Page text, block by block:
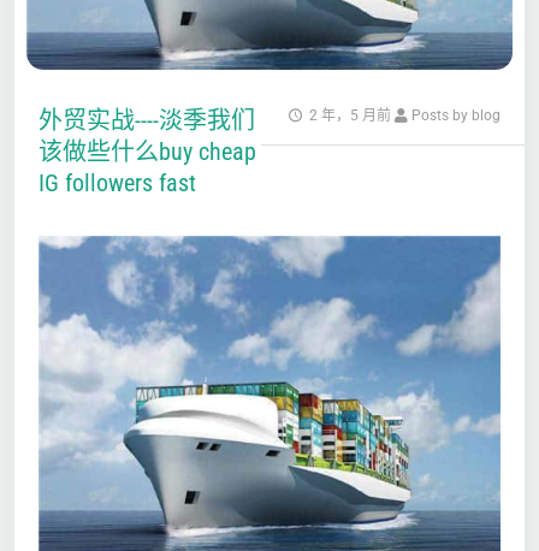
2 年，5 月前 Posts by blog
外贸实战----淡季我们
该做些什么buy cheap
IG followers fast